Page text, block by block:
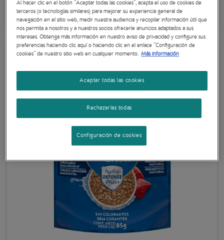
Al hacer clic en el botón "Aceptar todas las cookies", acepta el uso de cookies de
terceros (o tecnologías similares) para mejorar su experiencia general de
navegación en el sitio web, medir nuestra audiencia y recopilar información útil que
nos permita a nosotros y a nuestros socios ofrecerle anuncios adaptados a sus
intereses. Obtenga más información en nuestro aviso de privacidad y configure sus
preferencias haciendo clic aquí o haciendo clic en el enlace "Configuración de
cookies" de nuestro sitio web en cualquier momento. Más información
Rechazarlas todas
Aceptar todas las cookies
Configuración de cookies